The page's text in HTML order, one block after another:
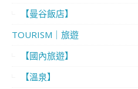
【曼谷飯店】
TOURISM｜旅遊
【國內旅遊】
【溫泉】